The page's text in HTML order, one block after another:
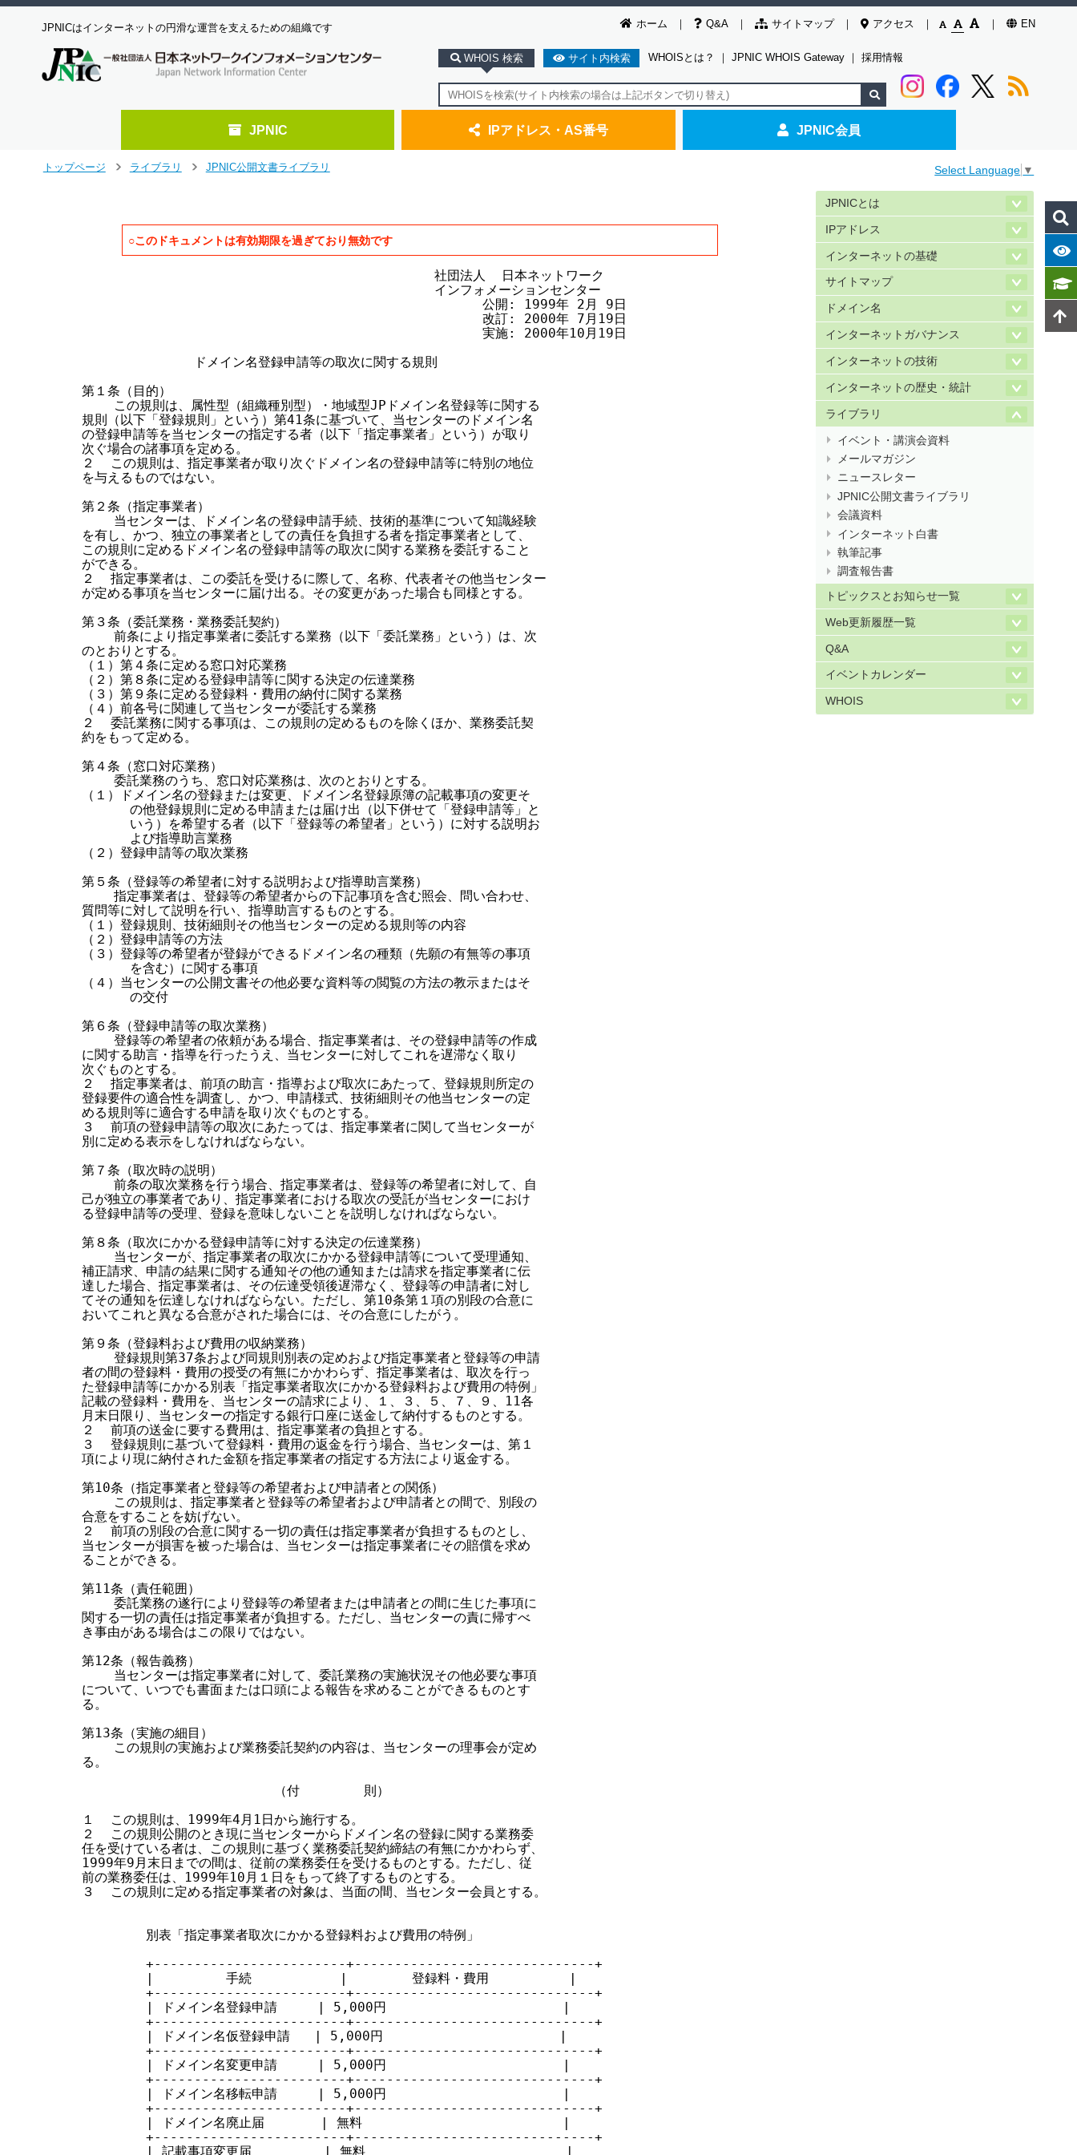
ホーム Q&A サイトマップ アクセス EN
JPNICはインターネットの円滑な運営を支えるための組織です
WHOIS 検索 サイト内検索 WHOISとは？ ｜ JPNIC WHOIS Gateway ｜ 採用情報
JPNIC IPアドレス・AS番号 JPNIC会員
トップページ
ライブラリ
JPNIC公開文書ライブラリ Select Language ▼
○このドキュメントは有効期限を過ぎており無効です
                                            社団法人  日本ネットワーク
                                            インフォメーションセンター
                                                  公開: 1999年 2月 9日
                                                  改訂: 2000年 7月19日
                                                  実施: 2000年10月19日
              ドメイン名登録申請等の取次に関する規則
第１条（目的）
    この規則は、属性型（組織種別型）・地域型JPドメイン名登録等に関する
規則（以下「登録規則」という）第41条に基づいて、当センターのドメイン名
の登録申請等を当センターの指定する者（以下「指定事業者」という）が取り
次ぐ場合の諸事項を定める。
２  この規則は、指定事業者が取り次ぐドメイン名の登録申請等に特別の地位
を与えるものではない。
第２条（指定事業者）
    当センターは、ドメイン名の登録申請手続、技術的基準について知識経験
を有し、かつ、独立の事業者としての責任を負担する者を指定事業者として、
この規則に定めるドメイン名の登録申請等の取次に関する業務を委託すること
ができる。
２  指定事業者は、この委託を受けるに際して、名称、代表者その他当センター
が定める事項を当センターに届け出る。その変更があった場合も同様とする。
第３条（委託業務・業務委託契約）
    前条により指定事業者に委託する業務（以下「委託業務」という）は、次
のとおりとする。
（１）第４条に定める窓口対応業務
（２）第８条に定める登録申請等に関する決定の伝達業務
（３）第９条に定める登録料・費用の納付に関する業務
（４）前各号に関連して当センターが委託する業務
２  委託業務に関する事項は、この規則の定めるものを除くほか、業務委託契
約をもって定める。
第４条（窓口対応業務）
    委託業務のうち、窓口対応業務は、次のとおりとする。
（１）ドメイン名の登録または変更、ドメイン名登録原簿の記載事項の変更そ
      の他登録規則に定める申請または届け出（以下併せて「登録申請等」と
      いう）を希望する者（以下「登録等の希望者」という）に対する説明お
      よび指導助言業務
（２）登録申請等の取次業務
第５条（登録等の希望者に対する説明および指導助言業務）
    指定事業者は、登録等の希望者からの下記事項を含む照会、問い合わせ、
質問等に対して説明を行い、指導助言するものとする。
（１）登録規則、技術細則その他当センターの定める規則等の内容
（２）登録申請等の方法
（３）登録等の希望者が登録ができるドメイン名の種類（先願の有無等の事項
      を含む）に関する事項
（４）当センターの公開文書その他必要な資料等の閲覧の方法の教示またはそ
      の交付
第６条（登録申請等の取次業務）
    登録等の希望者の依頼がある場合、指定事業者は、その登録申請等の作成
に関する助言・指導を行ったうえ、当センターに対してこれを遅滞なく取り
次ぐものとする。
２  指定事業者は、前項の助言・指導および取次にあたって、登録規則所定の
登録要件の適合性を調査し、かつ、申請様式、技術細則その他当センターの定
める規則等に適合する申請を取り次ぐものとする。
３  前項の登録申請等の取次にあたっては、指定事業者に関して当センターが
別に定める表示をしなければならない。
第７条（取次時の説明）
    前条の取次業務を行う場合、指定事業者は、登録等の希望者に対して、自
己が独立の事業者であり、指定事業者における取次の受託が当センターにおけ
る登録申請等の受理、登録を意味しないことを説明しなければならない。
第８条（取次にかかる登録申請等に対する決定の伝達業務）
    当センターが、指定事業者の取次にかかる登録申請等について受理通知、
補正請求、申請の結果に関する通知その他の通知または請求を指定事業者に伝
達した場合、指定事業者は、その伝達受領後遅滞なく、登録等の申請者に対し
てその通知を伝達しなければならない。ただし、第10条第１項の別段の合意に
おいてこれと異なる合意がされた場合には、その合意にしたがう。
第９条（登録料および費用の収納業務）
    登録規則第37条および同規則別表の定めおよび指定事業者と登録等の申請
者の間の登録料・費用の授受の有無にかかわらず、指定事業者は、取次を行っ
た登録申請等にかかる別表「指定事業者取次にかかる登録料および費用の特例」
記載の登録料・費用を、当センターの請求により、１、３、５、７、９、11各
月末日限り、当センターの指定する銀行口座に送金して納付するものとする。
２  前項の送金に要する費用は、指定事業者の負担とする。
３  登録規則に基づいて登録料・費用の返金を行う場合、当センターは、第１
項により現に納付された金額を指定事業者の指定する方法により返金する。
第10条（指定事業者と登録等の希望者および申請者との関係）
    この規則は、指定事業者と登録等の希望者および申請者との間で、別段の
合意をすることを妨げない。
２  前項の別段の合意に関する一切の責任は指定事業者が負担するものとし、
当センターが損害を被った場合は、当センターは指定事業者にその賠償を求め
ることができる。
第11条（責任範囲）
    委託業務の遂行により登録等の希望者または申請者との間に生じた事項に
関する一切の責任は指定事業者が負担する。ただし、当センターの責に帰すべ
き事由がある場合はこの限りではない。
第12条（報告義務）
    当センターは指定事業者に対して、委託業務の実施状況その他必要な事項
について、いつでも書面または口頭による報告を求めることができるものとす
る。
第13条（実施の細目）
    この規則の実施および業務委託契約の内容は、当センターの理事会が定め
る。
                        （付        則）
１  この規則は、1999年4月1日から施行する。
２  この規則公開のとき現に当センターからドメイン名の登録に関する業務委
任を受けている者は、この規則に基づく業務委託契約締結の有無にかかわらず、
1999年9月末日までの間は、従前の業務委任を受けるものとする。ただし、従
前の業務委任は、1999年10月１日をもって終了するものとする。
３  この規則に定める指定事業者の対象は、当面の間、当センター会員とする。
        別表「指定事業者取次にかかる登録料および費用の特例」
        +------------------------+------------------------------+
        |         手続           |        登録料・費用          |
        +------------------------+------------------------------+
        | ドメイン名登録申請     | 5,000円                      |
        +------------------------+------------------------------+
        | ドメイン名仮登録申請   | 5,000円                      |
        +------------------------+------------------------------+
        | ドメイン名変更申請     | 5,000円                      |
        +------------------------+------------------------------+
        | ドメイン名移転申請     | 5,000円                      |
        +------------------------+------------------------------+
        | ドメイン名廃止届       | 無料                         |
        +------------------------+------------------------------+
        | 記載事項変更届         | 無料                         |
JPNICとは
IPアドレス
インターネットの基礎
サイトマップ
ドメイン名
インターネットガバナンス
インターネットの技術
インターネットの歴史・統計
ライブラリ
イベント・講演会資料
メールマガジン
ニュースレター
JPNIC公開文書ライブラリ
会議資料
インターネット白書
執筆記事
調査報告書
トピックスとお知らせ一覧
Web更新履歴一覧
Q&A
イベントカレンダー
WHOIS